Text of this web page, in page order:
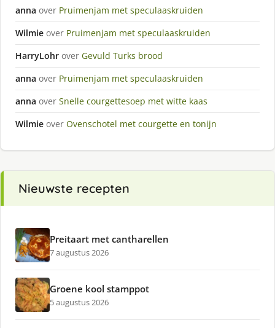
anna over Pruimenjam met speculaaskruiden
Wilmie over Pruimenjam met speculaaskruiden
HarryLohr over Gevuld Turks brood
anna over Pruimenjam met speculaaskruiden
anna over Snelle courgettesoep met witte kaas
Wilmie over Ovenschotel met courgette en tonijn
Nieuwste recepten
Preitaart met cantharellen
7 augustus 2026
Groene kool stamppot
5 augustus 2026